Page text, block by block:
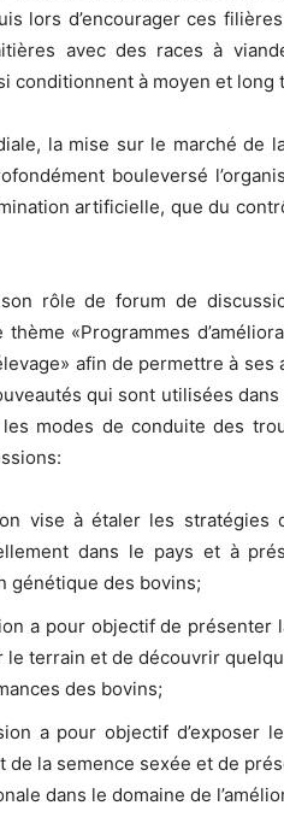
lors d’encourager ces
avec des races à
conditionnent à moyen et long
la mise sur le marché de
bouleversé
artificielle, que du
rôle de forum de
thème «Programmes
afin de permettre à
qui sont utilisées
modes de conduite des
vise à étaler les stratégies
dans le pays et à
génétique des bovins;
a pour objectif de présenter
le terrain et de découvrir
des bovins;
a pour objectif d’exposer
de la semence sexée et de
dans le domaine de